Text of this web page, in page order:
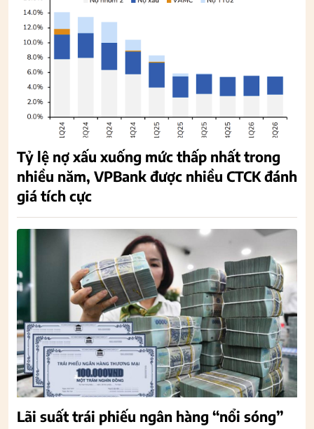
Tỷ lệ nợ xấu xuống mức thấp nhất trong
nhiều năm, VPBank được nhiều CTCK đánh
giá tích cực
Lãi suất trái phiếu ngân hàng “nổi sóng”